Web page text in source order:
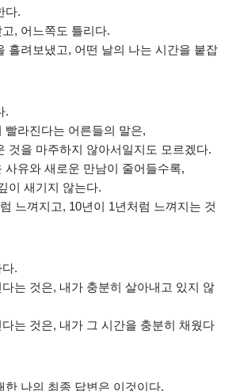
다.
, 어느쪽도 틀리다.
흘려보냈고, 어떤 날의 나는 시간을 붙잡
.
빨라진다는 어른들의 말은,
것을 마주하지 않아서일지도 모르겠다.
사유와 새로운 만남이 줄어들수록,
이 새기지 않는다.
느껴지고, 10년이 1년처럼 느껴지는 것
.
는 것은, 내가 충분히 살아내고 있지 않
는 것은, 내가 그 시간을 충분히 채웠다
한 나의 최종 답변은 이것이다.